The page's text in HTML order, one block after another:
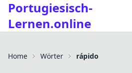
Portugiesisch-
Lernen.online
Home Wörter rápido